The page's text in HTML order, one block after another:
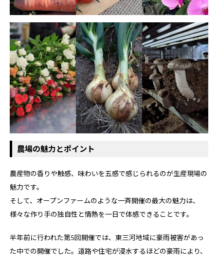
農場の魅力とポイント
農産物の香りや触感、味わいを五感で感じられるのが生産現場の
魅力です。
そして、オープンファームのような一斉開催の最大の魅力は、
様々な作り手の独自性と情熱を一日で体感できることです。
半年前に行われた第5回開催では、東三河地域に豪雨被害があっ
た中での開催でした。道路や住宅が浸水するほどの豪雨により、